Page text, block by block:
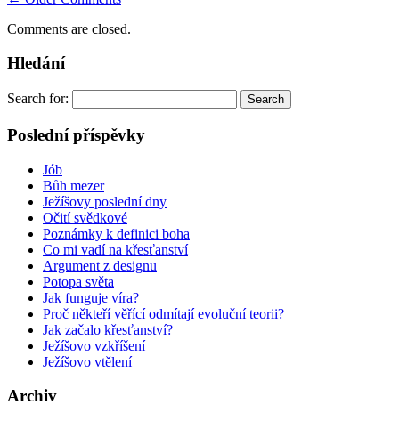
Comments are closed.
Hledání
Search for:
Poslední příspěvky
Jób
Bůh mezer
Ježíšovy poslední dny
Očití svědkové
Poznámky k definici boha
Co mi vadí na křesťanství
Argument z designu
Potopa světa
Jak funguje víra?
Proč někteří věřící odmítají evoluční teorii?
Jak začalo křesťanství?
Ježíšovo vzkříšení
Ježíšovo vtělení
Archiv